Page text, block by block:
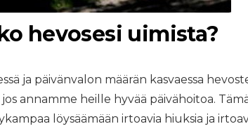
hevosesi uimista?
ja päivänvalon määrän kasvaessa
annamme heille hyvää päivähoitoa.
löysäämään irtoavia hiuksia ja